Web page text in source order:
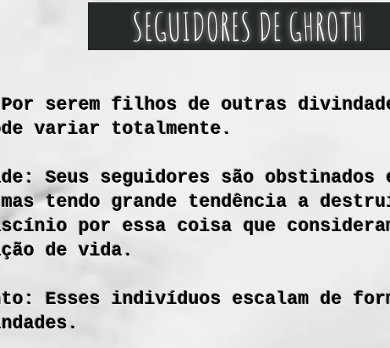
SEGUIDORES DE GHROTH
serem filhos de outras
variar totalmente.
Seus seguidores são obstinados
tendo grande tendência a
por essa coisa que
de vida.
Esses indivíduos escalam de